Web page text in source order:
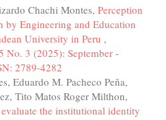
Chachi Montes, Perception
by Engineering and Education
University in Peru ,
No. 3 (2025): September -
2789-4282
Eduardo M. Pacheco Peña,
Tito Matos Roger Milthon,
the institutional identity